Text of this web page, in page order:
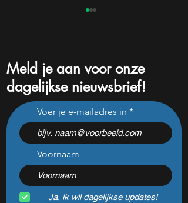
Dit Europese
defensiebedrijf stijgt hard
nadat het dit jaar 46%
daalde: mooie koopkans?
Meld je aan voor onze
dagelijkse nieuwsbrief!
Voer je e-mailadres in
Voornaam
Ja, ik wil dagelijkse updates!